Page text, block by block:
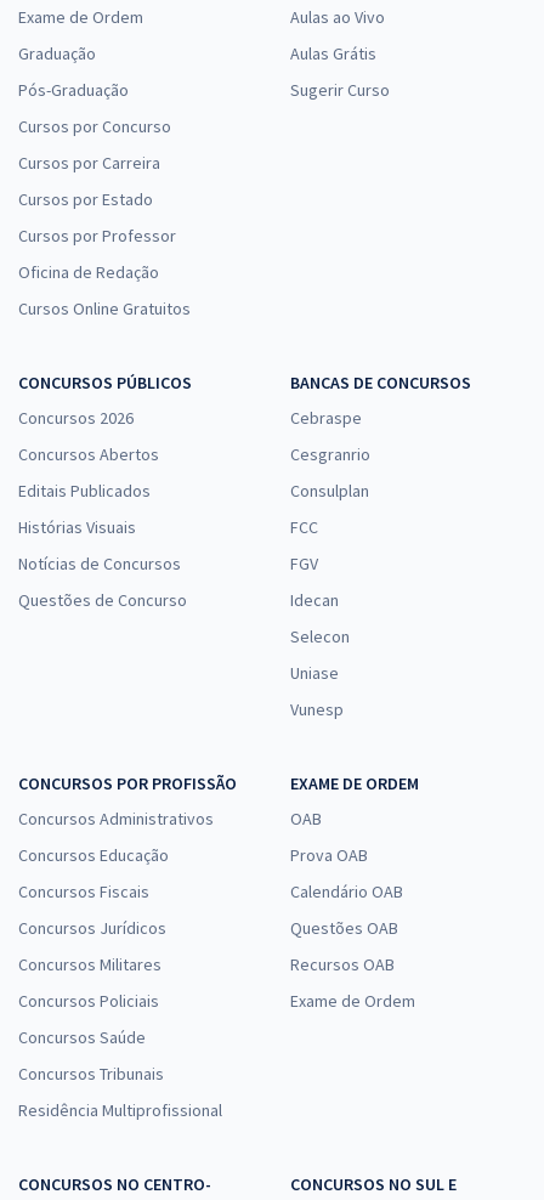
Exame de Ordem
Graduação
Pós-Graduação
Cursos por Concurso
Cursos por Carreira
Cursos por Estado
Cursos por Professor
Oficina de Redação
Cursos Online Gratuitos
Aulas ao Vivo
Aulas Grátis
Sugerir Curso
CONCURSOS PÚBLICOS
Concursos 2026
Concursos Abertos
Editais Publicados
Histórias Visuais
Notícias de Concursos
Questões de Concurso
BANCAS DE CONCURSOS
Cebraspe
Cesgranrio
Consulplan
FCC
FGV
Idecan
Selecon
Uniase
Vunesp
CONCURSOS POR PROFISSÃO
Concursos Administrativos
Concursos Educação
Concursos Fiscais
Concursos Jurídicos
Concursos Militares
Concursos Policiais
Concursos Saúde
Concursos Tribunais
Residência Multiprofissional
EXAME DE ORDEM
OAB
Prova OAB
Calendário OAB
Questões OAB
Recursos OAB
Exame de Ordem
CONCURSOS NO CENTRO-
CONCURSOS NO SUL E